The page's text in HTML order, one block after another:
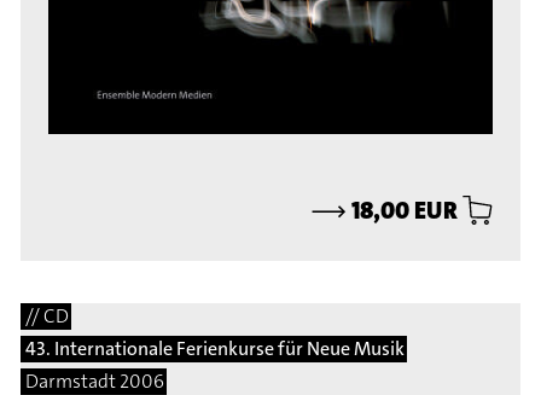
⟶18,00 EUR
// CD
43. Internationale Ferienkurse für Neue Musik
Darmstadt 2006